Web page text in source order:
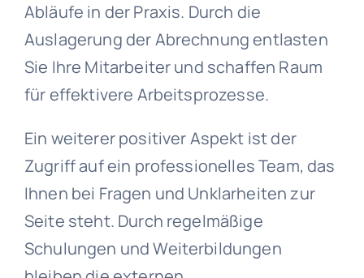
Abläufe in der Praxis. Durch die
Auslagerung der Abrechnung entlasten
Sie Ihre Mitarbeiter und schaffen Raum
für effektivere Arbeitsprozesse.
Ein weiterer positiver Aspekt ist der
Zugriff auf ein professionelles Team, das
Ihnen bei Fragen und Unklarheiten zur
Seite steht. Durch regelmäßige
Schulungen und Weiterbildungen